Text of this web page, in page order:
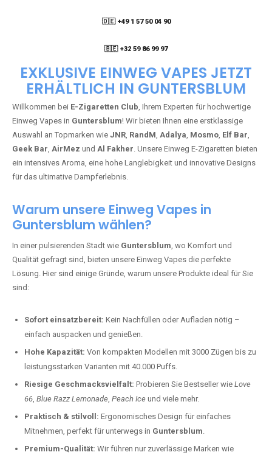
🇩🇪 +49 1 57 50 04 90
🇧🇪 +32 59 86 99 97
EXKLUSIVE EINWEG VAPES JETZT
ERHÄLTLICH IN GUNTERSBLUM
Willkommen bei E-Zigaretten Club, Ihrem Experten für hochwertige
Einweg Vapes in Guntersblum! Wir bieten Ihnen eine erstklassige
Auswahl an Topmarken wie JNR, RandM, Adalya, Mosmo, Elf Bar,
Geek Bar, AirMez und Al Fakher. Unsere Einweg E-Zigaretten bieten
ein intensives Aroma, eine hohe Langlebigkeit und innovative Designs
für das ultimative Dampferlebnis.
Warum unsere Einweg Vapes in
Guntersblum wählen?
In einer pulsierenden Stadt wie Guntersblum, wo Komfort und
Qualität gefragt sind, bieten unsere Einweg Vapes die perfekte
Lösung. Hier sind einige Gründe, warum unsere Produkte ideal für Sie
sind:
Sofort einsatzbereit: Kein Nachfüllen oder Aufladen nötig –
einfach auspacken und genießen.
Hohe Kapazität: Von kompakten Modellen mit 3000 Zügen bis zu
leistungsstarken Varianten mit 40.000 Puffs.
Riesige Geschmacksvielfalt: Probieren Sie Bestseller wie Love
66, Blue Razz Lemonade, Peach Ice und viele mehr.
Praktisch & stilvoll: Ergonomisches Design für einfaches
Mitnehmen, perfekt für unterwegs in Guntersblum.
Premium-Qualität: Wir führen nur zuverlässige Marken wie